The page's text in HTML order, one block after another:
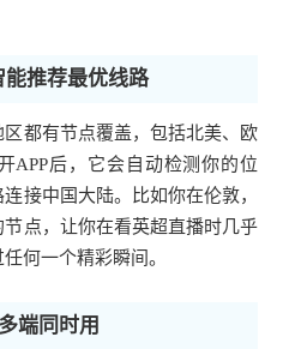
能推荐最优线路
都有节点覆盖，包括北美、欧
APP后，它会自动检测你的位
接中国大陆。比如你在伦敦，
点，让你在看英超直播时几乎
何一个精彩瞬间。
端同时用